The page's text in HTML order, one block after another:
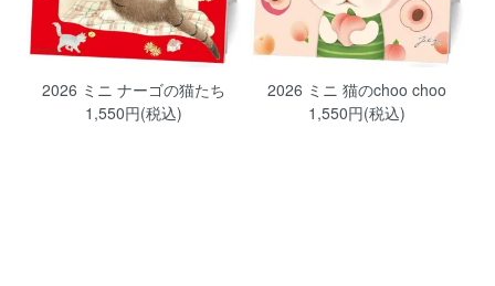
2026 ミニ ナーゴの猫たち
1,550円(税込)
2026 ミニ 猫のchoo choo
1,550円(税込)